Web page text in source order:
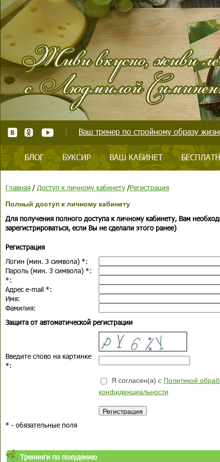
Ваш тренер по стройному образу
БЛОГ БУКСИР ВАШ КАБИНЕТ
Главная / Доступ к личному кабинету /Регистрация
Полный доступ к личному кабинету
Для получения полного доступа к личному кабинету, Вам
зарегистрироваться, если Вы не сделали этого ранее)
Регистрация
Логин (мин. 3 символа) *:
Пароль (мин. 3 символа) *:
*:
Адрес e-mail *:
Имя:
Фамилия:
Защита от автоматической регистрации
Введите слово на картинке
*:
Я согласен(а) с Политикой
конфиденциальности
* - обязательные поля
Тренинги по похудению